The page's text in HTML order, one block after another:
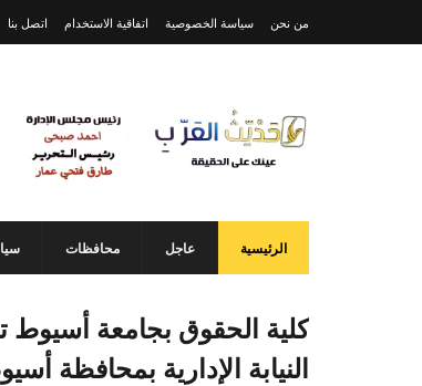
من نحن سياسة الخصوصية اتفاقية الاستخدام اتصل بنا
الرئيسية عاجل محافظات
كلية الحقوق بجامعة أسيوط
النيابة الإدارية بمحافظة